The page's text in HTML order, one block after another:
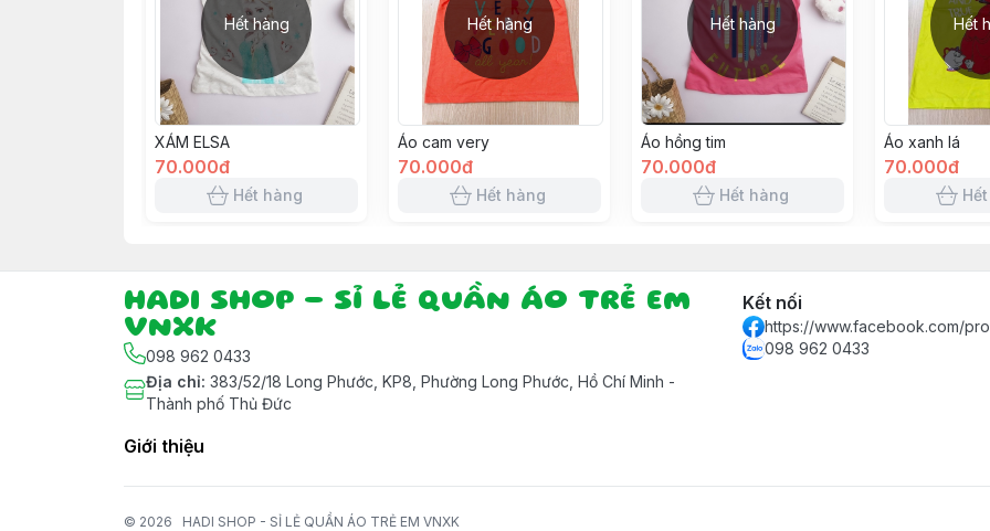
Hết hàng
XÁM ELSA
70.000đ
Hết hàng
Hết hàng
Áo cam very
70.000đ
Hết hàng
Hết hàng
Áo hồng tim
70.000đ
Hết hàng
Hết
Áo xanh lá
70.000đ
HADI SHOP - SỈ LẺ QUẦN ÁO TRẺ EM
VNXK
098 962 0433
Địa chỉ: 383/52/18 Long Phước, KP8, Phường Long Phước, Hồ Chí Minh -
Thành phố Thủ Đức
Kết nối
https://www.facebook.com/
098 962 0433
Giới thiệu
© 2026 HADI SHOP - SỈ LẺ QUẦN ÁO TRẺ EM VNXK